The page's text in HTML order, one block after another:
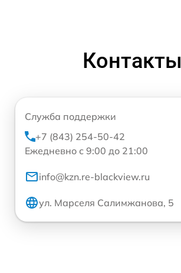
Контакты
Служба поддержки
+7 (843) 254-50-42
Ежедневно с 9:00 до 21:00
info@kzn.re-blackview.ru
ул. Марселя Салимжанова, 5